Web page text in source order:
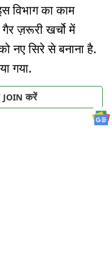
विभाग का काम
ज़रूरी खर्चो में
नए सिरे से बनाना है.
गया.
JOIN करें